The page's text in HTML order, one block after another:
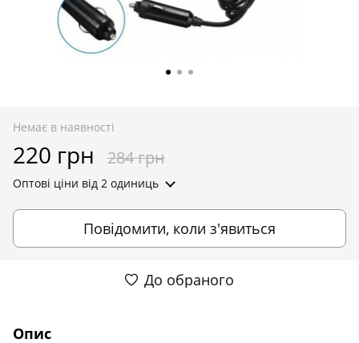
Немає в наявності
220 грн 284 грн
Оптові ціни від 2 одиниць
Повідомити, коли з'явиться
До обраного
Опис